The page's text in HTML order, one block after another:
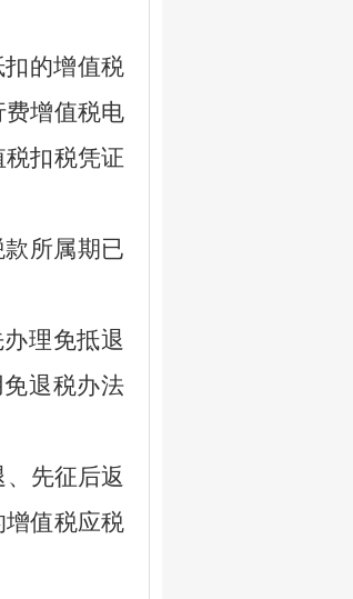
的增值税
增值税电
扣税凭证
所属期已
理免抵退
退税办法
先征后返
增值税应税